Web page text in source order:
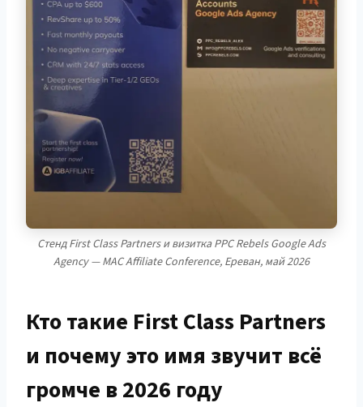
Стенд First Class Partners и визитка PPC Rebels Google Ads
Agency — MAC Affiliate Conference, Ереван, май 2026
Кто такие First Class Partners
и почему это имя звучит всё
громче в 2026 году